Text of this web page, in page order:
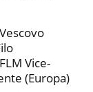
Vice-
(Europa)